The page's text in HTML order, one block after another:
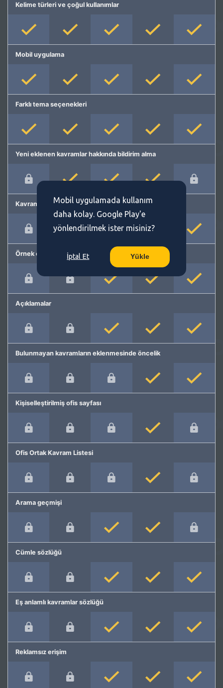
Kelime türleri ve çoğul kullanımlar
Mobil uygulama
Farklı tema seçenekleri
Yeni eklenen kavramlar hakkında bildirim alma
Kavram önerme
Örnek cümleler
Açıklamalar
Bulunmayan kavramların eklenmesinde öncelik
Kişiselleştirilmiş ofis sayfası
Ofis Ortak Kavram Listesi
Arama geçmişi
Cümle sözlüğü
Eş anlamlı kavramlar sözlüğü
Reklamsız erişim
Mobil uygulamada kullanım
daha kolay. Google Play'e
yönlendirilmek ister misiniz?
İptal Et Yükle